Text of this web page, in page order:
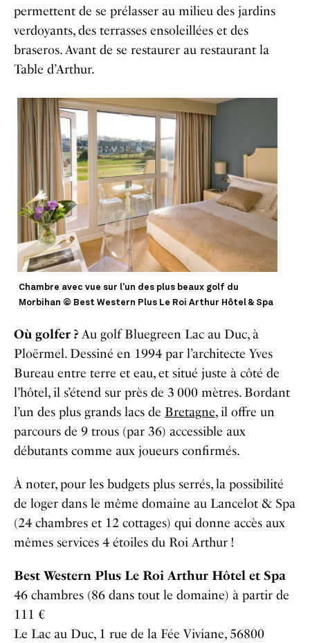
permettent de se prélasser au milieu des jardins
verdoyants, des terrasses ensoleillées et des
braseros. Avant de se restaurer au restaurant la
Table d’Arthur.
Chambre avec vue sur l’un des plus beaux golf du
Morbihan © Best Western Plus Le Roi Arthur Hôtel & Spa
Où golfer ? Au golf Bluegreen Lac au Duc, à
Ploërmel. Dessiné en 1994 par l’architecte Yves
Bureau entre terre et eau, et situé juste à côté de
l’hôtel, il s’étend sur près de 3 000 mètres. Bordant
l’un des plus grands lacs de Bretagne, il offre un
parcours de 9 trous (par 36) accessible aux
débutants comme aux joueurs confirmés.
À noter, pour les budgets plus serrés, la possibilité
de loger dans le même domaine au Lancelot & Spa
(24 chambres et 12 cottages) qui donne accès aux
mêmes services 4 étoiles du Roi Arthur !
Best Western Plus Le Roi Arthur Hôtel et Spa
46 chambres (86 dans tout le domaine) à partir de
111 €
Le Lac au Duc, 1 rue de la Fée Viviane, 56800